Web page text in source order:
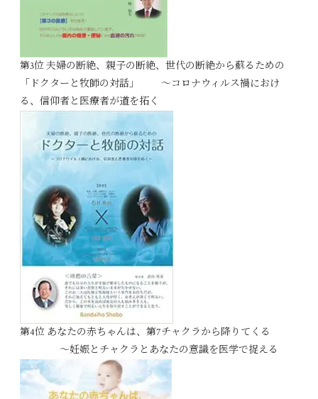
第3位 夫婦の断絶、親子の断絶、世代の断絶から蘇るための
「ドクターと牧師の対話」 ～コロナウィルス禍におけ
る、信仰者と医療者が道を拓く
第4位 あなたの赤ちゃんは、第7チャクラから降りてくる
～妊娠とチャクラとあなたの意識を医学で捉える